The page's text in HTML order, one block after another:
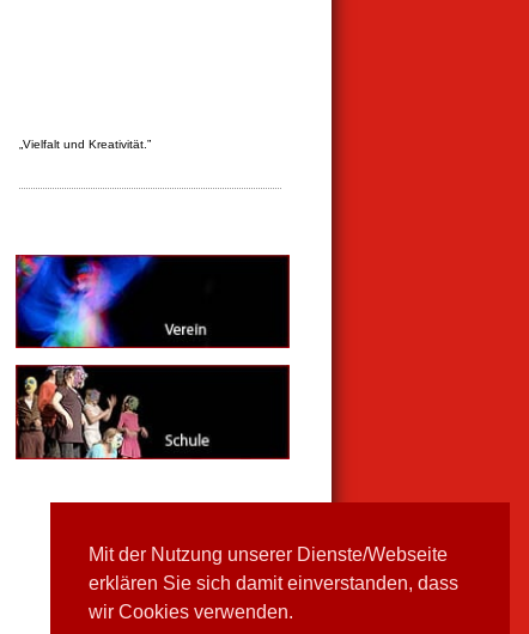
Mit der Nutzung unserer Dienste/Webseite
erklären Sie sich damit einverstanden, dass
wir Cookies verwenden.
„Vielfalt und Kreativität.”